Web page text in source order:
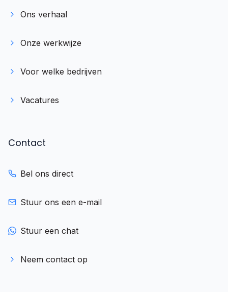
Ons verhaal
Onze werkwijze
Voor welke bedrijven
Vacatures
Contact
Bel ons direct
Stuur ons een e-mail
Stuur een chat
Neem contact op